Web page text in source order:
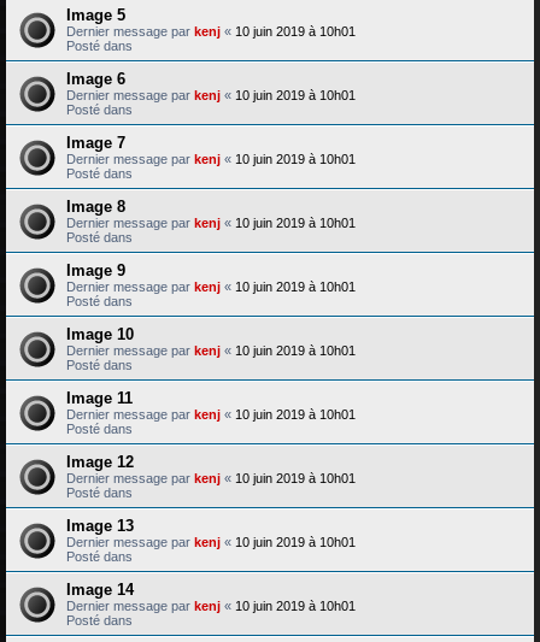
Image 5
Dernier message par kenj « 10 juin 2019 à 10h01
Posté dans
Image 6
Dernier message par kenj « 10 juin 2019 à 10h01
Posté dans
Image 7
Dernier message par kenj « 10 juin 2019 à 10h01
Posté dans
Image 8
Dernier message par kenj « 10 juin 2019 à 10h01
Posté dans
Image 9
Dernier message par kenj « 10 juin 2019 à 10h01
Posté dans
Image 10
Dernier message par kenj « 10 juin 2019 à 10h01
Posté dans
Image 11
Dernier message par kenj « 10 juin 2019 à 10h01
Posté dans
Image 12
Dernier message par kenj « 10 juin 2019 à 10h01
Posté dans
Image 13
Dernier message par kenj « 10 juin 2019 à 10h01
Posté dans
Image 14
Dernier message par kenj « 10 juin 2019 à 10h01
Posté dans